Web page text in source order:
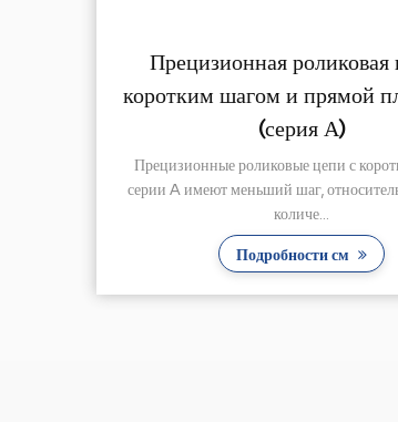
Прецизионная
коротким шагом и
(серия B)
Размеры базовой цепи
соответствуют стандартам ISO,
Подробности см